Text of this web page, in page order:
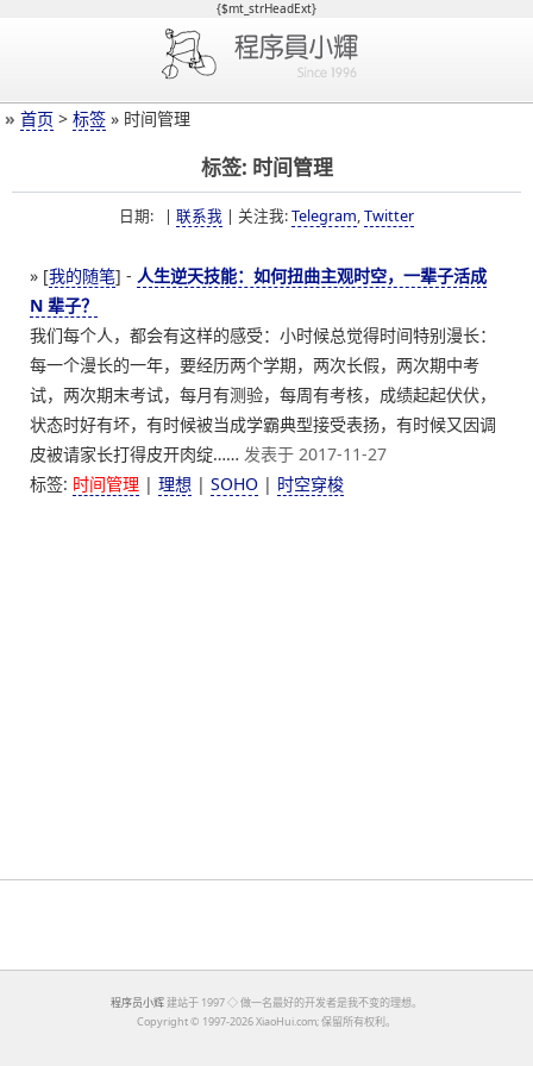
{$mt_strHeadExt}
» 首页 > 标签 » 时间管理
标签: 时间管理
日期: | 联系我 | 关注我:Telegram,Twitter
» [我的随笔] - 人生逆天技能：如何扭曲主观时空，一辈子活成
N 辈子？
我们每个人，都会有这样的感受：小时候总觉得时间特别漫长：
每一个漫长的一年，要经历两个学期，两次长假，两次期中考
试，两次期末考试，每月有测验，每周有考核，成绩起起伏伏，
状态时好有坏，有时候被当成学霸典型接受表扬，有时候又因调
皮被请家长打得皮开肉绽…… 发表于 2017-11-27
标签: 时间管理 | 理想 | SOHO | 时空穿梭
程序员小辉 建站于 1997 ◇ 做一名最好的开发者是我不变的理想。
Copyright © 1997-2026 XiaoHui.com; 保留所有权利。